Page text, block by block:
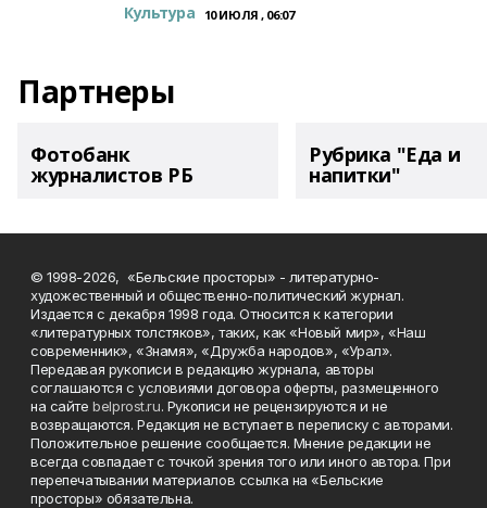
Культура 10 ИЮЛЯ , 06:07
Партнеры
Фотобанк
журналистов РБ
Рубрика "Еда и
напитки"
© 1998-2026, «Бельские просторы» - литературно-
художественный и общественно-политический журнал.
Издается с декабря 1998 года. Относится к категории
«литературных толстяков», таких, как «Новый мир», «Наш
современник», «Знамя», «Дружба народов», «Урал».
Передавая рукописи в редакцию журнала, авторы
соглашаются с условиями договора оферты, размещенного
на сайтеbelprost.ru. Рукописи не рецензируются и не
возвращаются. Редакция не вступает в переписку с авторами.
Положительное решение сообщается. Мнение редакции не
всегда совпадает с точкой зрения того или иного автора. При
перепечатывании материалов ссылка на «Бельские
просторы» обязательна.